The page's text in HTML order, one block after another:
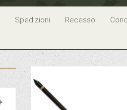
Spedizioni Recesso